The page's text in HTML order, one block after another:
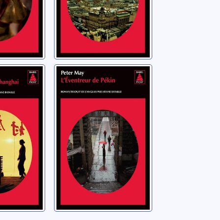
de
[Série chinoise]:
[06]: L'éventreur
de Pékin
May, Peter